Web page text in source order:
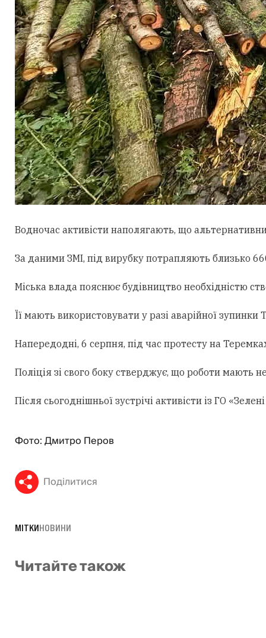
Водночас активісти наполягають, що
За даними ЗМІ, під вирубку потрапляють близько
Міська влада пояснює будівництво необхідністю
Її мають використовувати у разі аварійної
Напередодні, 6 серпня, під час протесту на
Поліція зі свого боку стверджує, що роботи мають
Після сьогоднішньої зустрічі активісти із ГО
Фото: Дмитро Перов
Поділитися
МІТКИНОВИНИ
Читайте також